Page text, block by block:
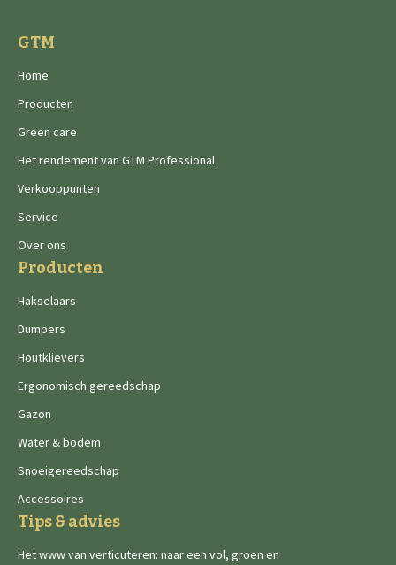
GTM
Home
Producten
Green care
Het rendement van GTM Professional
Verkooppunten
Service
Over ons
Producten
Hakselaars
Dumpers
Houtklievers
Ergonomisch gereedschap
Gazon
Water & bodem
Snoeigereedschap
Accessoires
Tips & advies
Het www van verticuteren: naar een vol, groen en